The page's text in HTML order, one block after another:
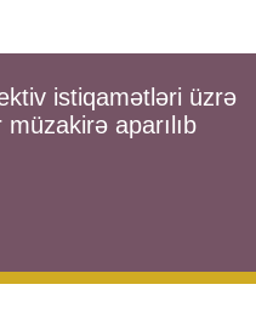
istiqamətləri üzrə
aparılıb